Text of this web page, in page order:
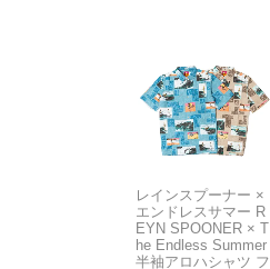
レインスプーナー ×
エンドレスサマー R
EYN SPOONER × T
he Endless Summer
半袖アロハシャツ フ